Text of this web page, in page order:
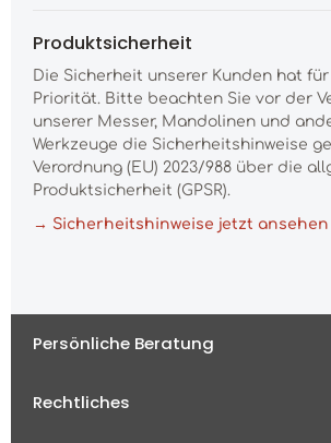
Produktsicherheit
Die Sicherheit unserer Kunden hat
Priorität. Bitte beachten Sie vor der
unserer Messer, Mandolinen und
Werkzeuge die Sicherheitshinweise
Verordnung (EU) 2023/988 über die
Produktsicherheit (GPSR).
→ Sicherheitshinweise jetzt ansehen
Persönliche Beratung
Rechtliches